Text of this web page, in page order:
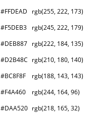
#FFDEAD
rgb(255, 222, 173)
#F5DEB3
rgb(245, 222, 179)
#DEB887 rgb(222, 184, 135)
#D2B48C rgb(210, 180, 140)
#BC8F8F
rgb(188, 143, 143)
#F4A460
rgb(244, 164, 96)
#DAA520 rgb(218, 165, 32)